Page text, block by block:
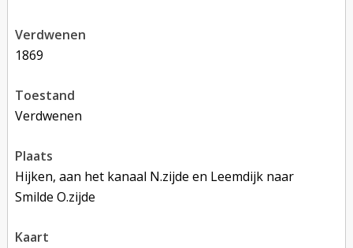
verdwenen
1869
toestand
verdwenen
plaats
Hijken, aan het kanaal N.zijde en Leemdijk naar
Smilde O.zijde
kaart